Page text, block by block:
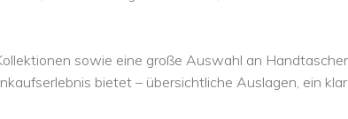
sowie eine große Auswahl an
bietet – übersichtliche Auslagen, ein